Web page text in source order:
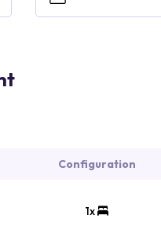
Configuration
1x